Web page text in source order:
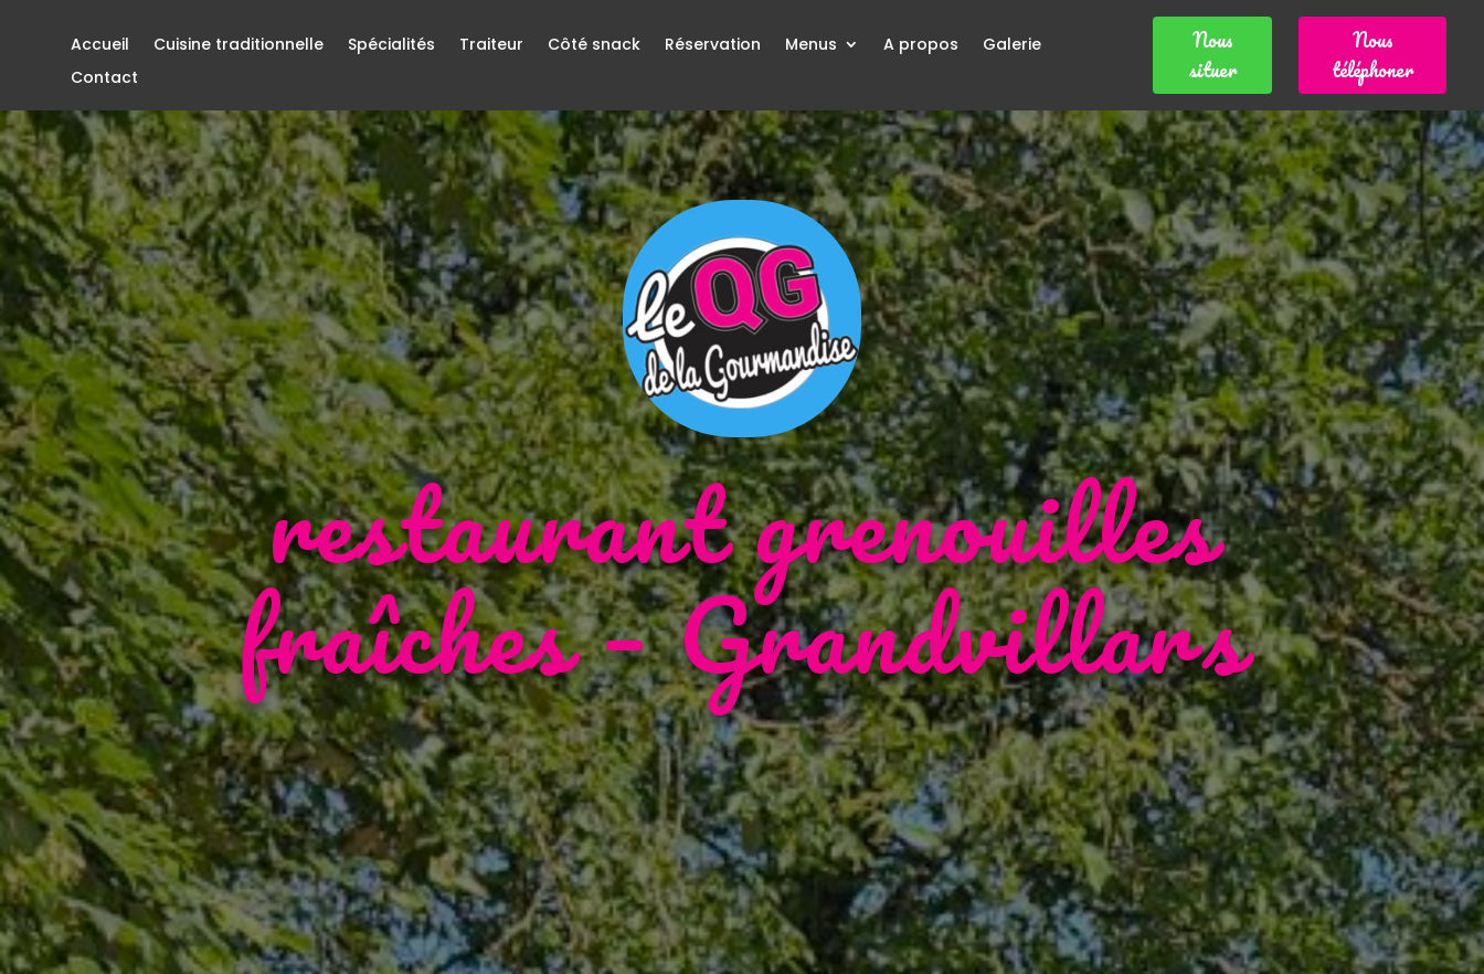
Accueil Cuisine traditionnelle Spécialités Traiteur Côté snack Réservation Menus A propos
Galerie
Contact
Nous
situer
Nous
téléphoner
restaurant grenouilles
fraîches – Grandvillars